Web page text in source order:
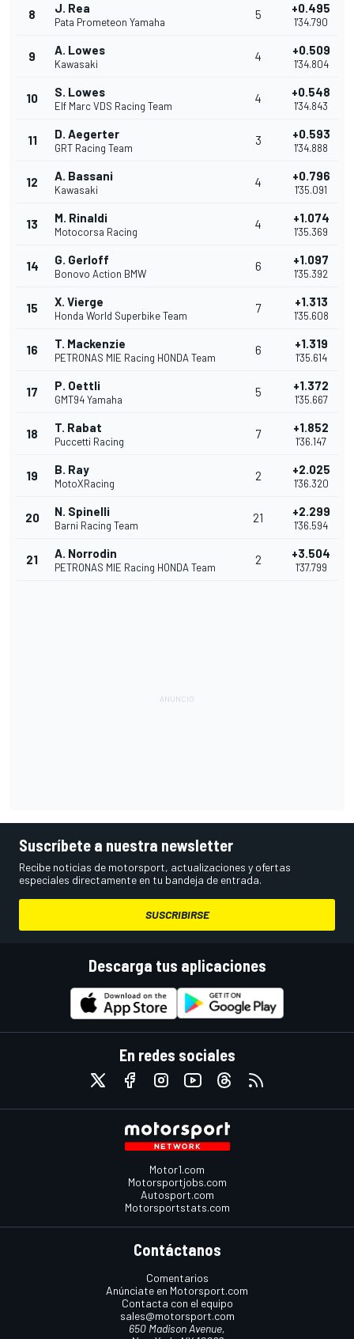
8 J. Rea
Pata Prometeon Yamaha
5 +0.495
1'34.790
9 A. Lowes
Kawasaki
4 +0.509
1'34.804
10 S. Lowes
Elf Marc VDS Racing Team
4 +0.548
1'34.843
11 D. Aegerter
GRT Racing Team
3 +0.593
1'34.888
12 A. Bassani
Kawasaki
4 +0.796
1'35.091
13 M. Rinaldi
Motocorsa Racing
4 +1.074
1'35.369
14 G. Gerloff
Bonovo Action BMW
6 +1.097
1'35.392
15 X. Vierge
Honda World Superbike Team
7 +1.313
1'35.608
16 T. Mackenzie
PETRONAS MIE Racing HONDA Team
6 +1.319
1'35.614
17 P. Oettli
GMT94 Yamaha
5 +1.372
1'35.667
18 T. Rabat
Puccetti Racing
7 +1.852
1'36.147
19 B. Ray
MotoXRacing
2 +2.025
1'36.320
20 N. Spinelli
Barni Racing Team
21 +2.299
1'36.594
21 A. Norrodin
PETRONAS MIE Racing HONDA Team
2 +3.504
1'37.799
Suscríbete a nuestra newsletter
Recibe noticias de motorsport, actualizaciones y ofertas
especiales directamente en tu bandeja de entrada.
SUSCRIBIRSE
Descarga tus aplicaciones
En redes sociales
Motor1.com
Motorsportjobs.com
Autosport.com
Motorsportstats.com
Contáctanos
Comentarios
Anúnciate en Motorsport.com
Contacta con el equipo
sales@motorsport.com
650 Madison Avenue,